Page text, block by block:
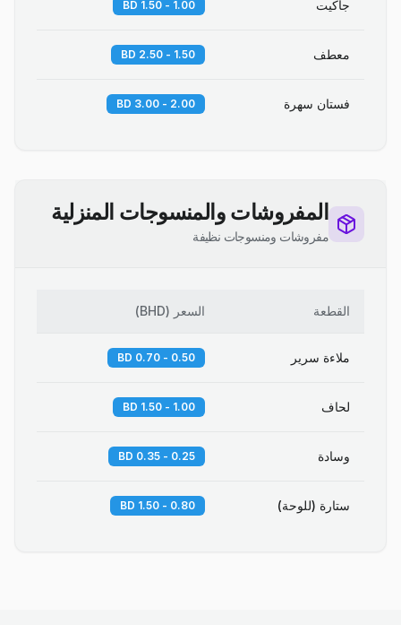
جاكيت 1.00 - 1.50 BD
معطف 1.50 - 2.50 BD
فستان سهرة 2.00 - 3.00 BD
المفروشات والمنسوجات المنزلية
مفروشات ومنسوجات نظيفة
القطعة السعر (
BHD
)
ملاءة سرير 0.50 - 0.70 BD
لحاف 1.00 - 1.50 BD
وسادة 0.25 - 0.35 BD
ستارة (للوحة) 0.80 - 1.50 BD